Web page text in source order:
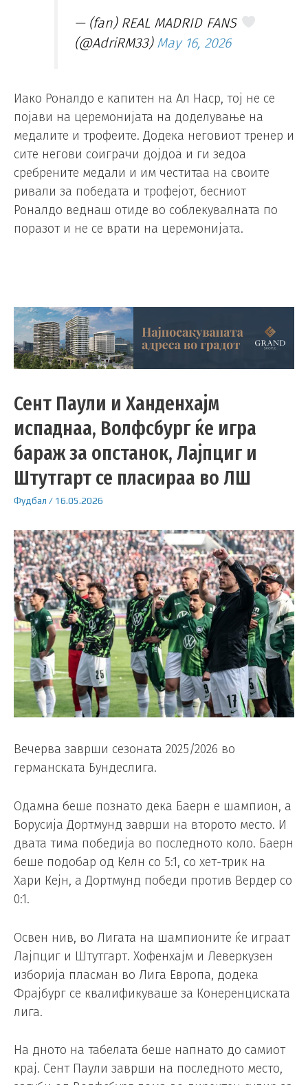
— (fan) REAL MADRID FANS
(@AdriRM33) May 16, 2026
Иако Роналдо е капитен на Ал Наср, тој не се
појави на церемонијата на доделување на
медалите и трофеите. Додека неговиот тренер и
сите негови соиграчи дојдоа и ги зедоа
сребрените медали и им честитаа на своите
ривали за победата и трофејот, бесниот
Роналдо веднаш отиде во соблекувалната по
поразот и не се врати на церемонијата.
Сент Паули и Ханденхајм
испаднаа, Волфсбург ќе игра
бараж за опстанок, Лајпциг и
Штутгарт се пласираа во ЛШ
Фудбал / 16.05.2026
Вечерва заврши сезоната 2025/2026 во
германската Бундеслига.
Одамна беше познато дека Баерн е шампион, а
Борусија Дортмунд заврши на второто место. И
двата тима победија во последното коло. Баерн
беше подобар од Келн со 5:1, со хет-трик на
Хари Кејн, а Дортмунд победи против Вердер со
0:1.
Освен нив, во Лигата на шампионите ќе играат
Лајпциг и Штутгарт. Хофенхајм и Леверкузен
изборија пласман во Лига Европа, додека
Фрајбург се квалификуваше за Конеренциската
лига.
На дното на табелата беше напнато до самиот
крај. Сент Паули заврши на последното место,